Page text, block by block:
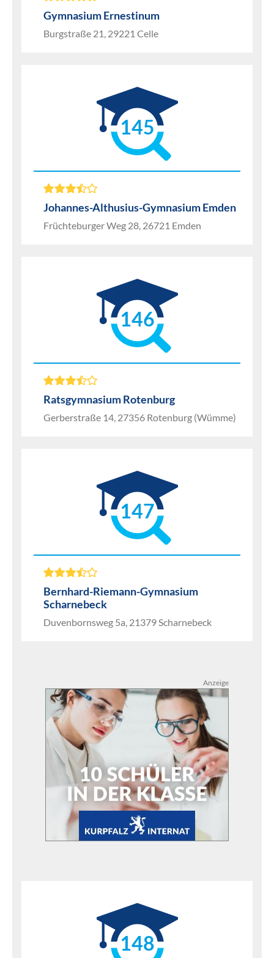
Gymnasium Ernestinum
Burgstraße 21, 29221 Celle
145
Johannes-Althusius-Gymnasium Emden
Früchteburger Weg 28, 26721 Emden
146
Ratsgymnasium Rotenburg
Gerberstraße 14, 27356 Rotenburg (Wümme)
147
Bernhard-Riemann-Gymnasium
Scharnebeck
Duvenbornsweg 5a, 21379 Scharnebeck
Anzeige
148